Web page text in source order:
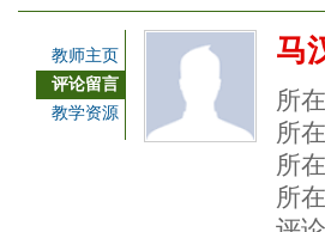
a
1dfbmath key98991
ca
1dfbsetx9899197996xxca
3
b 9899197996 xca
e dfbxyzendtemplate
dfbmath
教师主页
评论留言
教学资源
马
所
所
所
所